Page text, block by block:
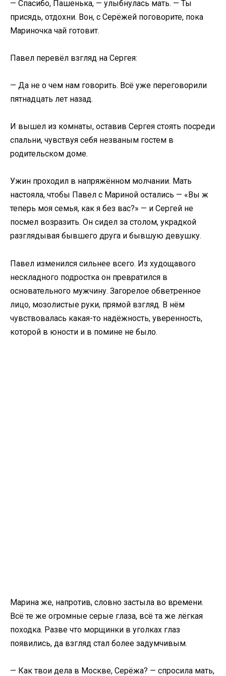
— Спасибо, Пашенька, — улыбнулась мать. — Ты
присядь, отдохни. Вон, с Серёжей поговорите, пока
Мариночка чай готовит.
Павел перевёл взгляд на Сергея:
— Да не о чем нам говорить. Всё уже переговорили
пятнадцать лет назад.
И вышел из комнаты, оставив Сергея стоять посреди
спальни, чувствуя себя незваным гостем в
родительском доме.
Ужин проходил в напряжённом молчании. Мать
настояла, чтобы Павел с Мариной остались — «Вы ж
теперь моя семья, как я без вас?» — и Сергей не
посмел возразить. Он сидел за столом, украдкой
разглядывая бывшего друга и бывшую девушку.
Павел изменился сильнее всего. Из худощавого
нескладного подростка он превратился в
основательного мужчину. Загорелое обветренное
лицо, мозолистые руки, прямой взгляд. В нём
чувствовалась какая-то надёжность, уверенность,
которой в юности и в помине не было.
Марина же, напротив, словно застыла во времени.
Всё те же огромные серые глаза, всё та же лёгкая
походка. Разве что морщинки в уголках глаз
появились, да взгляд стал более задумчивым.
— Как твои дела в Москве, Серёжа? — спросила мать,